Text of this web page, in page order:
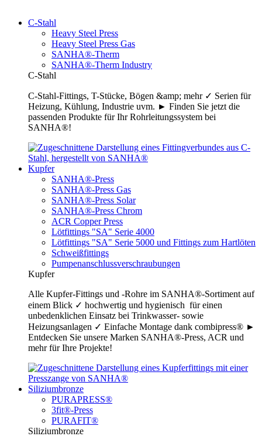
C-Stahl
Heavy Steel Press
Heavy Steel Press Gas
SANHA®-Therm
SANHA®-Therm Industry
C-Stahl
C-Stahl-Fittings, T-Stücke, Bögen &amp; mehr ✓ Serien für
Heizung, Kühlung, Industrie uvm. ► Finden Sie jetzt die
passenden Produkte für Ihr Rohrleitungssystem bei
SANHA®!
Kupfer
SANHA®-Press
SANHA®-Press Gas
SANHA®-Press Solar
SANHA®-Press Chrom
ACR Copper Press
Lötfittings "SA" Serie 4000
Lötfittings "SA" Serie 5000 und Fittings zum Hartlöten
Schweißfittings
Pumpenanschlussverschraubungen
Kupfer
Alle Kupfer-Fittings und -Rohre im SANHA®-Sortiment auf
einem Blick ✓ hochwertig und hygienisch für einen
unbedenklichen Einsatz bei Trinkwasser- sowie
Heizungsanlagen ✓ Einfache Montage dank combipress® ►
Entdecken Sie unsere Marken SANHA®-Press, ACR und
mehr für Ihre Projekte!
Siliziumbronze
PURAPRESS®
3fit®-Press
PURAFIT®
Siliziumbronze